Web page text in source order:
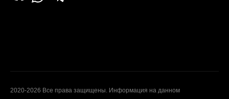
2020-2026 Все права защищены. Информация на данном